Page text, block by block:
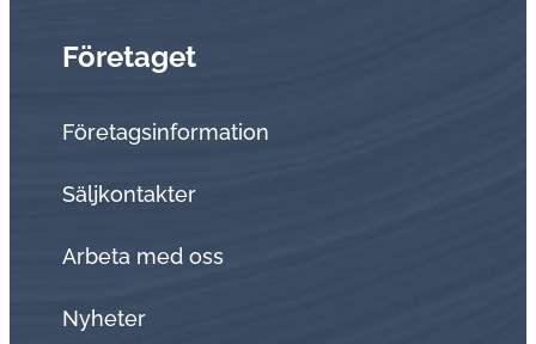
Företaget
Företagsinformation
Sälj­kon­tak­ter
Arbeta med oss
Nyheter